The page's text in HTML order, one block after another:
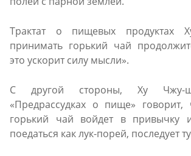
Трактат о пищевых продуктах
принимать горький чай
это ускорит силу мысли».
С другой стороны, Ху
«Предрассудках о пище» говорит,
горький чай войдет в привычку
поедаться как лук-порей, последует